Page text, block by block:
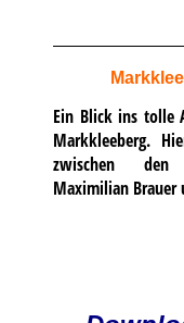
Ein Blick ins tolle
Markkleeberg.
zwischen den
Maximilian